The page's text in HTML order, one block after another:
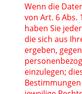
Wenn die
von Art. 6 Abs.
haben Sie
die sich aus
ergeben,
einzulegen;